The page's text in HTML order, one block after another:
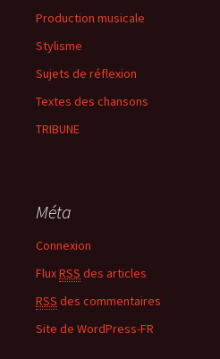
Production musicale
Stylisme
Sujets de réflexion
Textes des chansons
TRIBUNE
Méta
Connexion
FluxRSS des articles
RSS des commentaires
Site de WordPress-FR